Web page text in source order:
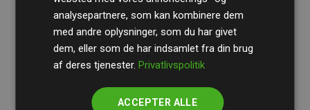
beregninger og metode for at sikre gennemsigtighed
og pålidelighed.
Deres revision dokumenterer, at vores investeringer i
medlemmernes websites estimerede CO₂-
analysepartnere, som kan kombinere dem
med andre oplysninger, som du har givet
dem, eller som de har indsamlet fra din brug
af deres tjenester.Privatlivspolitik
ACCEPTER ALLE